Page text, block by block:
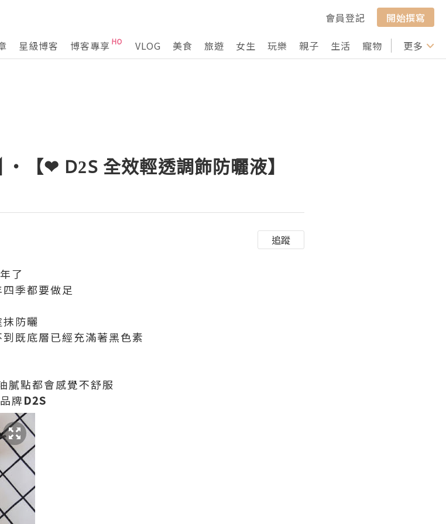
會員登記
開始撰寫
星級博客 博客專享 VLOG 美食 旅遊 女生 玩樂 親子 生活 寵物 行山 打卡
更多
【❤ D2S 全效輕透調飾防曬液】
追蹤
了
季都要做足
防曬
既底層已經充滿著黑色素
膩點都會感覺不舒服
牌D2S